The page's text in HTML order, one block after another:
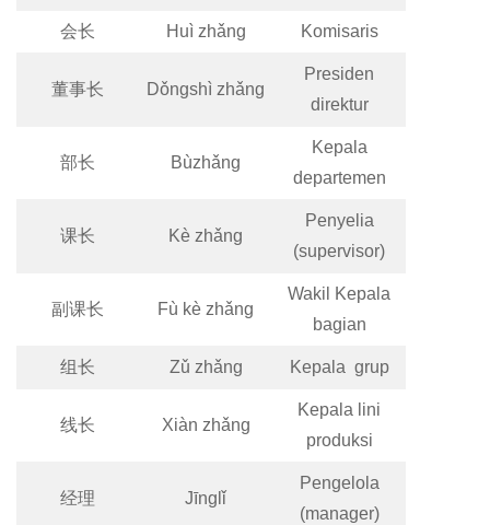
会长 Huì zhǎng Komisaris
董事长 Dǒngshì zhǎng
Presiden
direktur
部长 Bùzhǎng
Kepala
departemen
课长 Kè zhǎng
Penyelia
(supervisor)
副课长 Fù kè zhǎng
Wakil Kepala
bagian
组长 Zǔ zhǎng Kepala grup
线长 Xiàn zhǎng
Kepala lini
produksi
经理 Jīnglǐ
Pengelola
(manager)